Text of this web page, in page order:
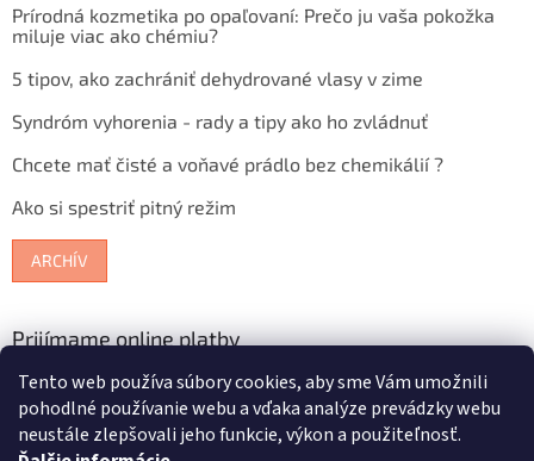
Tento web používa súbory cookies, aby sme Vám umožnili
pohodlné používanie webu a vďaka analýze prevádzky webu
neustále zlepšovali jeho funkcie, výkon a použiteľnosť.
Prírodná kozmetika po opaľovaní: Prečo ju vaša pokožka
miluje viac ako chémiu?
5 tipov, ako zachrániť dehydrované vlasy v zime
Syndróm vyhorenia - rady a tipy ako ho zvládnuť
Chcete mať čisté a voňavé prádlo bez chemikálií ?
Ako si spestriť pitný režim
ARCHÍV
Prijímame online platby